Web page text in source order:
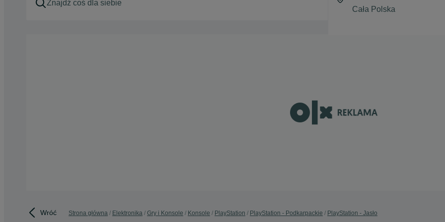
Wróć Strona główna Elektronika Gry i Konsole Konsole PlayStation PlayStation - Podkarpackie PlayStation - Jasło